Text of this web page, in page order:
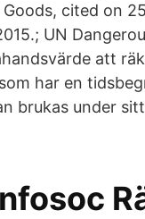
cited on
UN
att
har en
brukas under